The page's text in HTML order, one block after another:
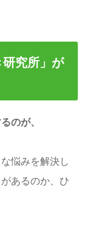
究所」が
のが、
悩みを解決し
あるのか、ひ